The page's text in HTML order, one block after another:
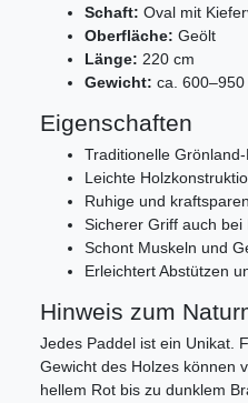
Schaft: Oval mit
Oberfläche: Geölt
Länge: 220 cm
Gewicht: ca. 600–950
Eigenschaften
Traditionelle
Leichte
Ruhige und
Sicherer Griff auch bei
Schont Muskeln und
Erleichtert Abstützen
Hinweis zum
Jedes Paddel ist ein Unikat.
Gewicht des Holzes können
hellem Rot bis zu dunklem